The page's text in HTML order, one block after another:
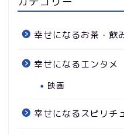
幸せになるお茶・飲
幸せになるエンタメ
映画
幸せになるスピリチ